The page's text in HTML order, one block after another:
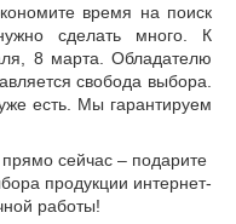
время на поиск
сделать много. К
8 марта. Обладателю
свобода выбора.
есть. Мы гарантируем
сейчас – подарите
продукции интернет-
работы!